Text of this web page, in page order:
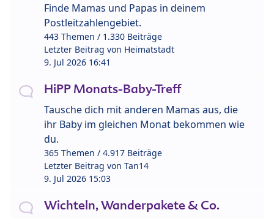
Finde Mamas und Papas in deinem
Postleitzahlengebiet.
443 Themen / 1.330 Beiträge
Letzter Beitrag von Heimatstadt
9. Jul 2026 16:41
HiPP Monats-Baby-Treff
Tausche dich mit anderen Mamas aus, die
ihr Baby im gleichen Monat bekommen wie
du.
365 Themen / 4.917 Beiträge
Letzter Beitrag von Tan14
9. Jul 2026 15:03
Wichteln, Wanderpakete & Co.